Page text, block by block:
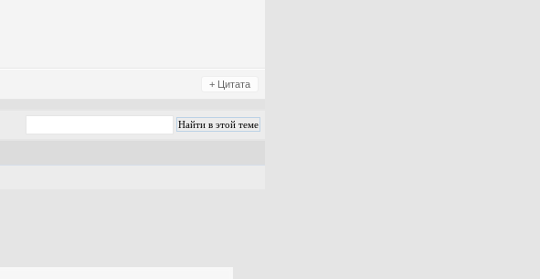
+ Цитата